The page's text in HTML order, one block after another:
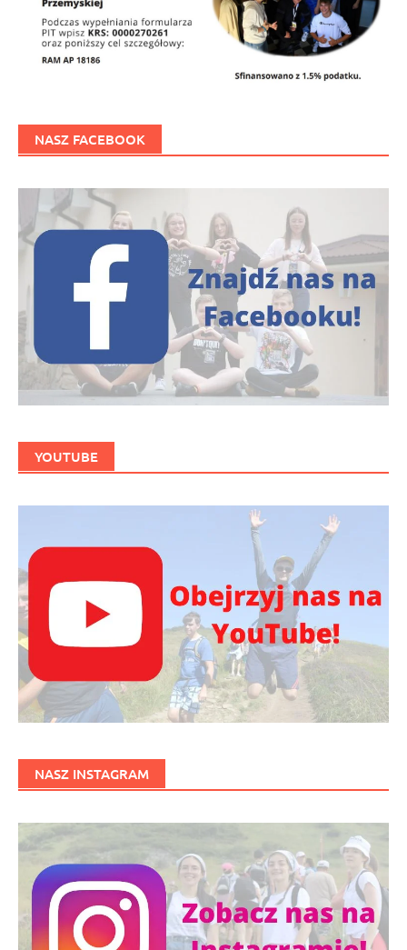
NASZ FACEBOOK
YOUTUBE
NASZ INSTAGRAM